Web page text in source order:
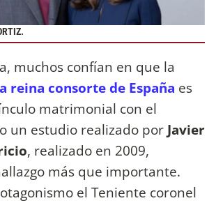
muchos confían en que la
reina consorte de España es
matrimonial con el
un estudio realizado por Javier
, realizado en 2009,
más que importante.
el Teniente coronel